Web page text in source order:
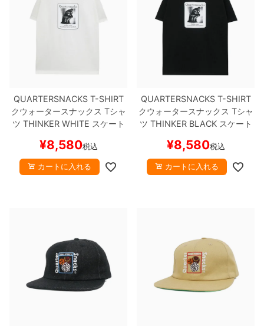
QUARTERSNACKS T-SHIRT
クウォータースナックス Tシャ
ツ THINKERWHITE スケート
¥8,580税込
カートに入れる
QUARTERSNACKS T-SHIRT
クウォータースナックス Tシャ
ツ THINKERBLACKスケート
¥8,580税込
カートに入れる
8.5inch
8.7inch
8.8inch
9.0inch以上
8.6inch
8.8inch
8.9inch
65mm
72mm
75mm
メディア（雑誌・DVD・CD）
28cm
29cm
29.5cm
アンダーウエア